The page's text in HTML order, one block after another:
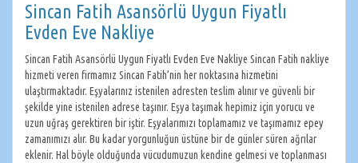
Sincan Fatih Asansörlü Uygun Fiyatlı
Evden Eve Nakliye
Sincan Fatih Asansörlü Uygun Fiyatlı Evden Eve Nakliye Sincan Fatih nakliye
hizmeti veren firmamız Sincan Fatih’nin her noktasına hizmetini
ulaştırmaktadır. Eşyalarınız istenilen adresten teslim alınır ve güvenli bir
şekilde yine istenilen adrese taşınır. Eşya taşımak hepimiz için yorucu ve
uzun uğraş gerektiren bir iştir. Eşyalarımızı toplamamız ve taşımamız epey
zamanımızı alır. Bu kadar yorgunluğun üstüne bir de günler süren ağrılar
eklenir. Hal böyle olduğunda vücudumuzun kendine gelmesi ve toplanması